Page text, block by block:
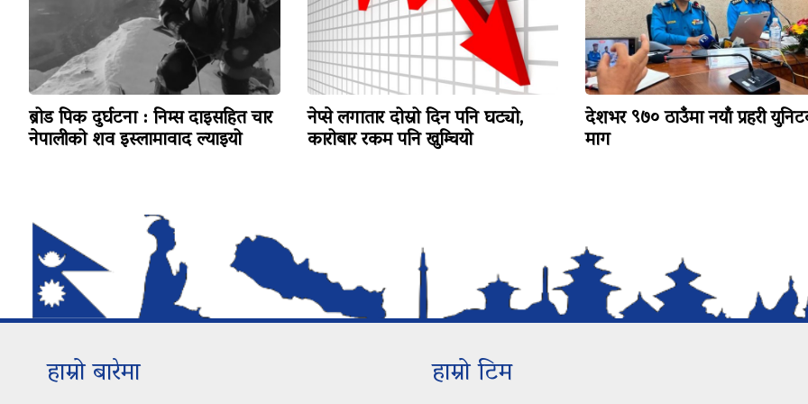
ब्रोड पिक दुर्घटना : निम्स दाइसहित चार
नेपालीको शव इस्लामावाद ल्याइयो
नेप्से लगातार दोस्रो दिन पनि घट्यो,
कारोबार रकम पनि खुम्चियो
देशभर ९७० ठाउँमा नयाँ प्रहरी
माग
हाम्रो बारेमा हाम्रो टिम